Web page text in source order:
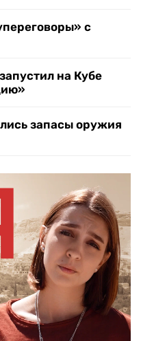
с
на Кубе
запасы оружия